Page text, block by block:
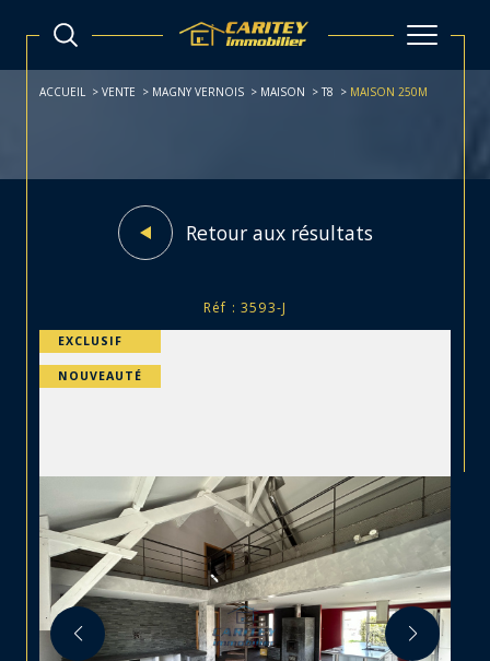
ACCUEIL VENTE MAGNY VERNOIS MAISON T8 MAISON 250M
Retour aux résultats
Réf : 3593-J
EXCLUSIF
NOUVEAUTÉ